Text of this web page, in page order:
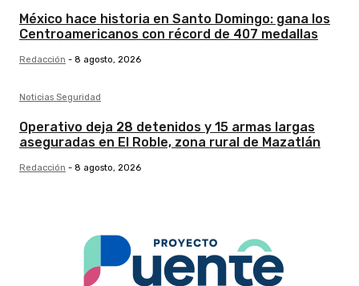
México hace historia en Santo Domingo: gana los
Centroamericanos con récord de 407 medallas
Redacción - 8 agosto, 2026
Noticias Seguridad
Operativo deja 28 detenidos y 15 armas largas
aseguradas en El Roble, zona rural de Mazatlán
Redacción - 8 agosto, 2026